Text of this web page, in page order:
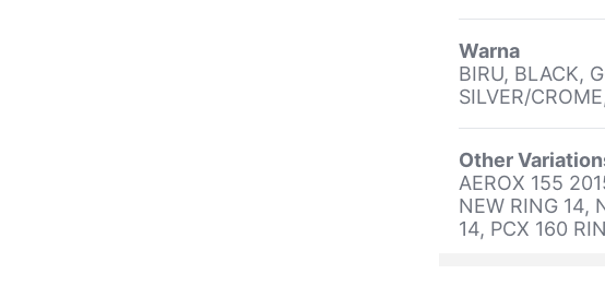
Warna
BIRU, BLACK,
SILVER/
Other
AEROX 155
NEW RING 14,
14, PCX 160